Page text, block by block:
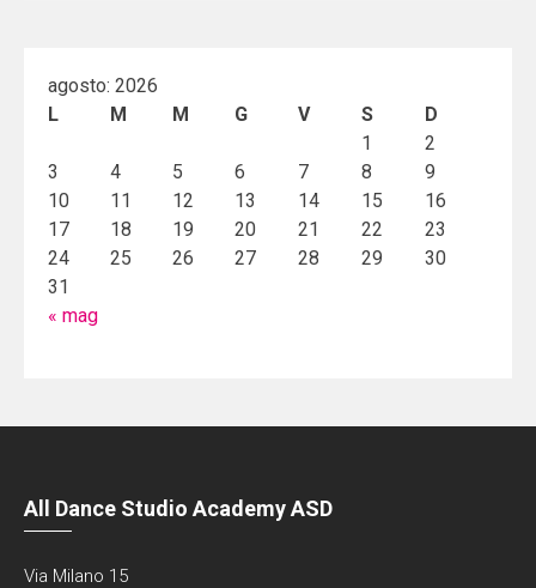
agosto: 2026
L
M M G V S D
« mag
1
2
3
4 5 6 7 8
9
10
11 12 13 14 15
16
17
18 19 20 21 22
23
24
25 26 27 28 29
30
31
All Dance Studio Academy ASD
Via Milano 15